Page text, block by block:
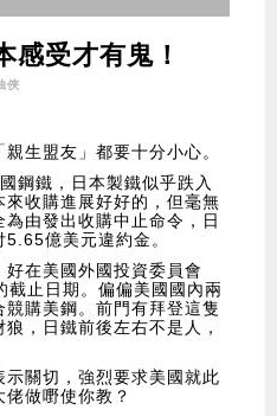
感受才有鬼！
俠
生盟友」都要十分小心。
鋼鐵，日本製鐵似乎跌入
收購進展好好的，但毫無
由發出收購中止命令，日
億美元違約金。
在美國外國投資委員會
截止日期。偏偏美國國內兩
購美鋼。前門有拜登這隻
，日鐵前後左右不是人，
關切，強烈要求美國就此
做嘢使你教？